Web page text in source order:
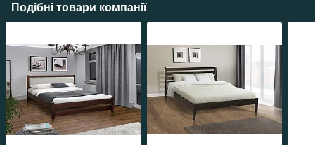
Подібні товари компанії